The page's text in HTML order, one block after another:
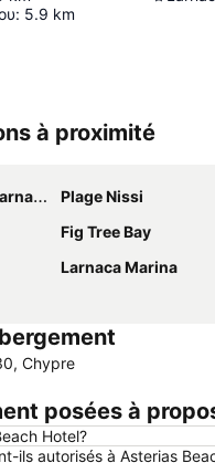
: 5.9 km
à proximité
Plage Nissi
Fig Tree Bay
Larnaca Marina
Chypre
posées à
Hotel?
ils autorisés à Asterias